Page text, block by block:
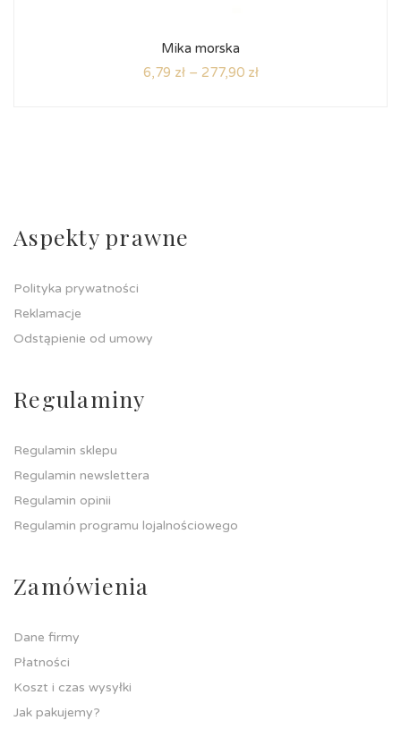
Mika morska
6,79 zł – 277,90 zł
Aspekty prawne
Polityka prywatności
Reklamacje
Odstąpienie od umowy
Regulaminy
Regulamin sklepu
Regulamin newslettera
Regulamin opinii
Regulamin programu lojalnościowego
Zamówienia
Dane firmy
Płatności
Koszt i czas wysyłki
Jak pakujemy?